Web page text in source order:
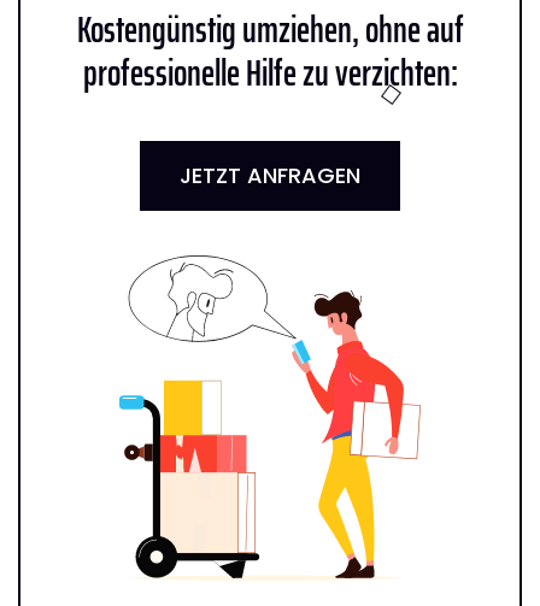
Kostengünstig umziehen, ohne auf
professionelle Hilfe zu verzichten:
JETZT ANFRAGEN